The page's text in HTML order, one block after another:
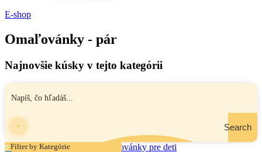
E-shop
Omaľovánky - pár
Najnovšie kúsky v tejto kategórii
Search
Filter by Kategórie